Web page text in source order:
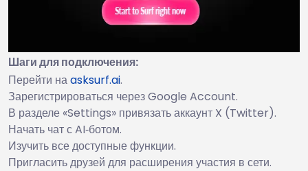
Шаги для подключения:
Перейти наasksurf.ai.
Зарегистрироваться через Google Account.
В разделе «Settings» привязать аккаунт X (Twitter).
Начать чат с AI‑ботом.
Изучить все доступные функции.
Пригласить друзей для расширения участия в сети.